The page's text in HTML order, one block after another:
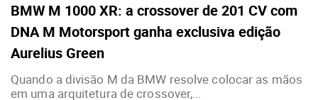
BMW M 1000 XR: a crossover de 201 CV com
DNA M Motorsport ganha exclusiva edição
Aurelius Green
Quando a divisão M da BMW resolve colocar as mãos
em uma arquitetura de crossover,...